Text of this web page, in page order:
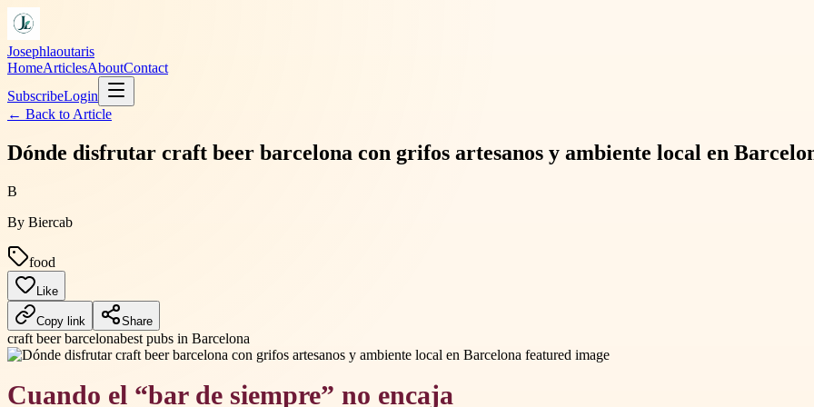
Josephlaoutaris
HomeArticlesAboutContact
SubscribeLogin
← Back to Article
Dónde disfrutar craft beer barcelona con grifos artesanos y ambiente local en
B
By Biercab
food
Like
Copy link Share
craft beer barcelonabest pubs in Barcelona
Cuando el “bar de siempre” no encaja